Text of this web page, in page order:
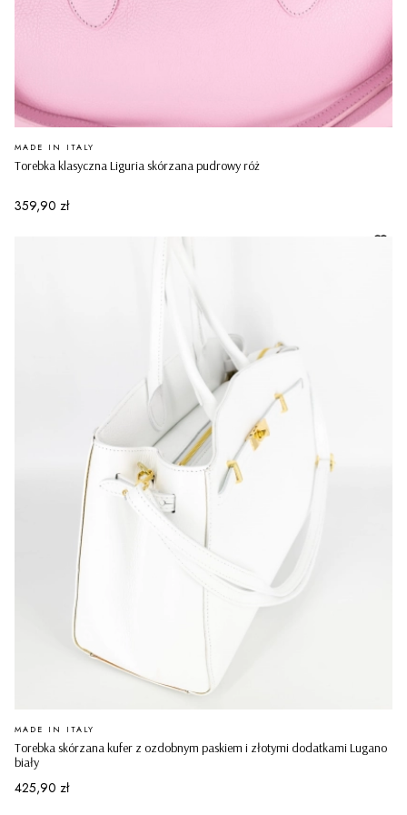
Torebka klasyczna Liguria skórzana pudrowy róż
PRODUCENT
MADE IN ITALY
Cena
359,90 zł
Torebka skórzana kufer z ozdobnym paskiem i złotymi dodatkami Lugano
biały
PRODUCENT
MADE IN ITALY
Cena
425,90 zł